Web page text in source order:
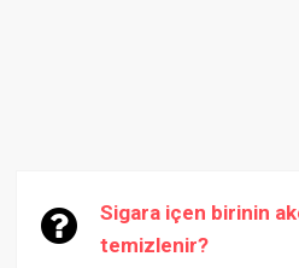
Sigara içen birinin
temizlenir?